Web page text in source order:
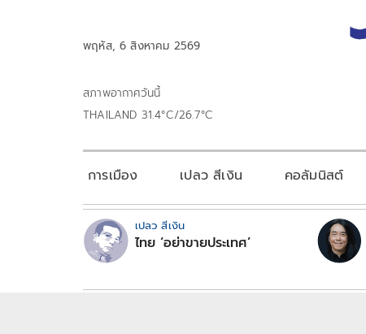
พฤหัส, 6 สิงหาคม 2569
สภาพอากาศวันนี้
THAILAND 31.4°C/26.7°C
การเมือง เปลว สีเงิน คอลัมนิสต์
เปลว สีเงิน
ไทย ‘อย่าขายประเทศ’